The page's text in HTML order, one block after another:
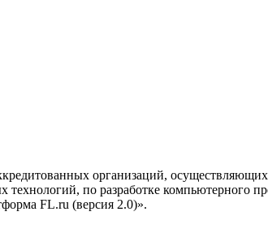
организаций,
по разработке компьютерного
FL.ru (версия 2.0)».